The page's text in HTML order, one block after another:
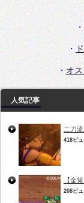
・
・
・ オ
人気記事
二刀
418ビ
【金
208ビ